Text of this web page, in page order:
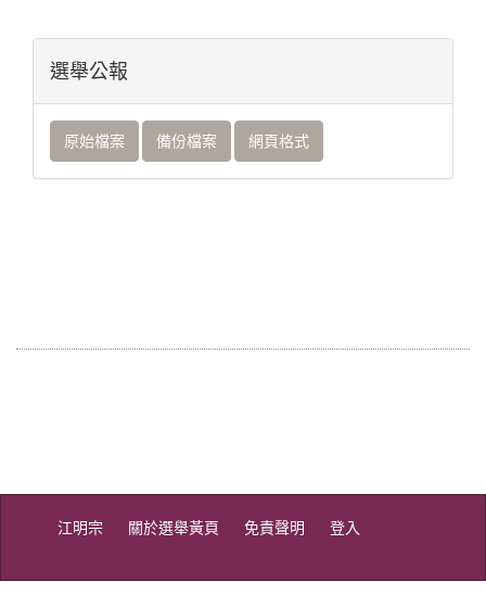
選舉公報
原始檔案 備份檔案 網頁格式
江明宗 關於選舉黃頁 免責聲明 登入